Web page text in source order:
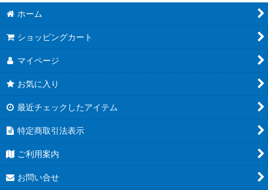
【在庫限り】JJQuilling社 (全商品)
1/8"ペーパー
1/4"ペーパー
特殊ペーパー
ホーム
ショッピングカート
マイページ
お気に入り
最近チェックしたアイテム
特定商取引法表示
ご利用案内
お問い合せ